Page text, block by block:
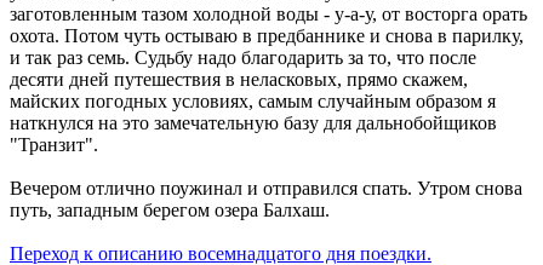
заготовленным тазом холодной воды - у-а-у, от восторга орать
охота. Потом чуть остываю в предбаннике и снова в парилку,
и так раз семь. Судьбу надо благодарить за то, что после
десяти дней путешествия в неласковых, прямо скажем,
майских погодных условиях, самым случайным образом я
наткнулся на это замечательную базу для дальнобойщиков
"Транзит".
Вечером отлично поужинал и отправился спать. Утром снова
путь, западным берегом озера Балхаш.
Переход к описанию восемнадцатого дня поездки.